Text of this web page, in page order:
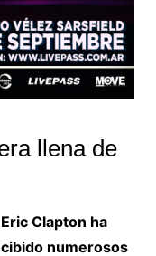
llena de
Eric Clapton ha
numerosos